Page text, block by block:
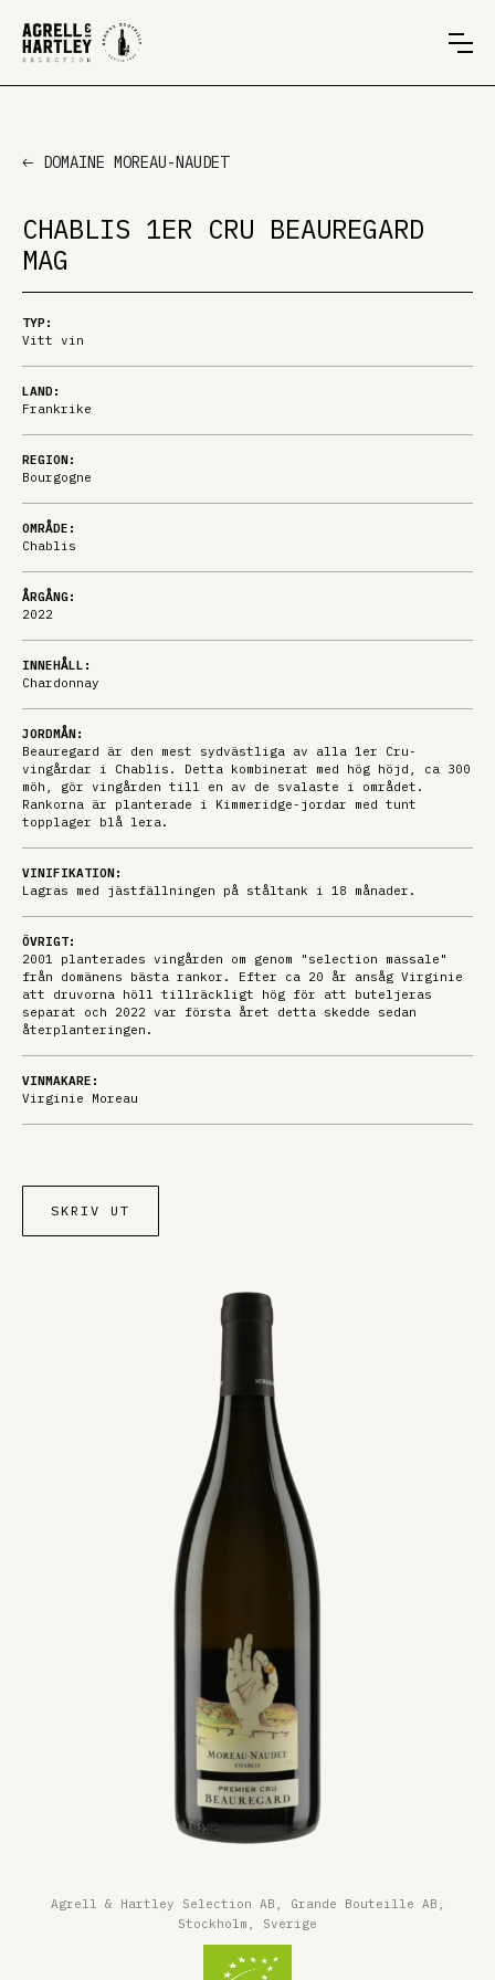
DOMAINE MOREAU-NAUDET
CHABLIS 1ER CRU BEAUREGARD
MAG
TYP:
Vitt vin
LAND:
Frankrike
REGION:
Bourgogne
OMRÅDE:
Chablis
ÅRGÅNG:
2022
INNEHÅLL:
Chardonnay
JORDMÅN:
Beauregard är den mest sydvästliga av alla 1er Cru-
vingårdar i Chablis. Detta kombinerat med hög höjd, ca 300
möh, gör vingården till en av de svalaste i området.
Rankorna är planterade i Kimmeridge-jordar med tunt
topplager blå lera.
VINIFIKATION:
Lagras med jästfällningen på ståltank i 18 månader.
ÖVRIGT:
2001 planterades vingården om genom "selection massale"
från domänens bästa rankor. Efter ca 20 år ansåg Virginie
att druvorna höll tillräckligt hög för att buteljeras
separat och 2022 var första året detta skedde sedan
återplanteringen.
VINMAKARE:
Virginie Moreau
SKRIV UT
Agrell & Hartley Selection AB, Grande Bouteille AB,
Stockholm, Sverige